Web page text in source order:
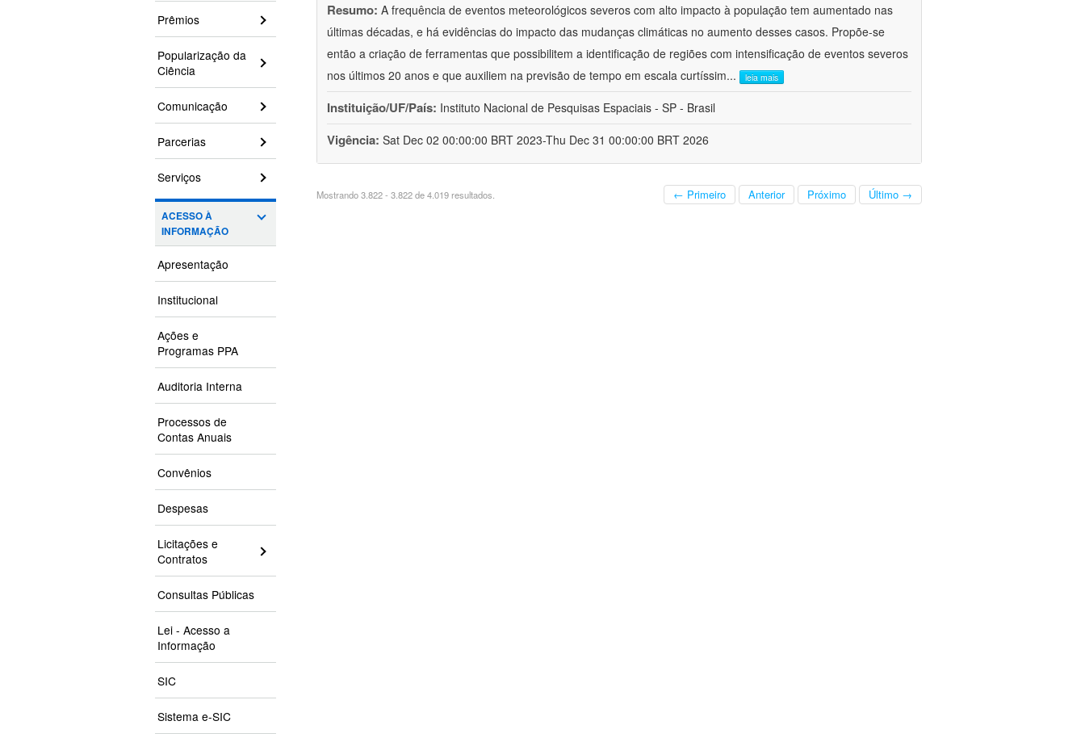
Prêmios
Popularização da
Ciência
Comunicação
Parcerias
Serviços
ACESSO À
INFORMAÇÃO
Apresentação
Institucional
Ações e
Programas PPA
Auditoria Interna
Processos de
Contas Anuais
Convênios
Despesas
Licitações e
Contratos
Consultas Públicas
Lei - Acesso a
Informação
SIC
Sistema e-SIC
Resumo: A frequência de eventos meteorológicos severos com alto impacto à população tem aumentado nas
últimas décadas, e há evidências do impacto das mudanças climáticas no aumento desses casos. Propõe-se
então a criação de ferramentas que possibilitem a identificação de regiões com intensificação de eventos severos
nos últimos 20 anos e que auxiliem na previsão de tempo em escala curtíssim... leia mais
Instituição/UF/País: Instituto Nacional de Pesquisas Espaciais - SP - Brasil
Vigência: Sat Dec 02 00:00:00 BRT 2023-Thu Dec 31 00:00:00 BRT 2026
Mostrando 3.822 - 3.822 de 4.019 resultados. ← Primeiro Anterior Próximo Último →